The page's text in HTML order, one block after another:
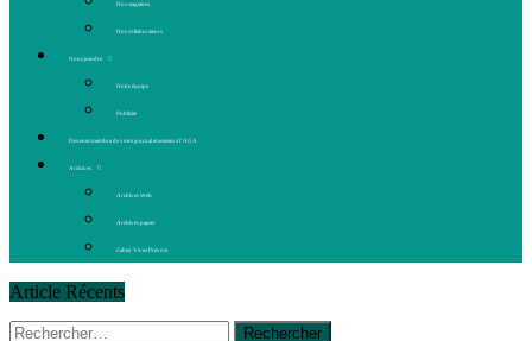
Nos stagiaires
Nos collaborateurs
Nous joindre
Notre équipe
Publicité
Devenez membre de votre journal et assistez à l’AGA
Archives
Archives Web
Archives papier
Cahier Vivez Prévost
Article Récents
30 juin 2015
Fantaisie et créativité en mode jeunesse
Rechercher :